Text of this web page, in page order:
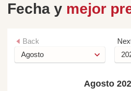
Fecha y mejor
Back
Agosto